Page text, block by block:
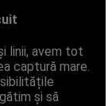
linii, avem tot
captură mare.
și să